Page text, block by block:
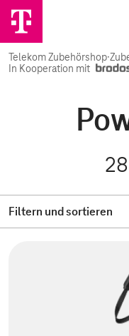
Telekom Zubehörshop·
In Kooperation mit
28
Filtern und sortieren